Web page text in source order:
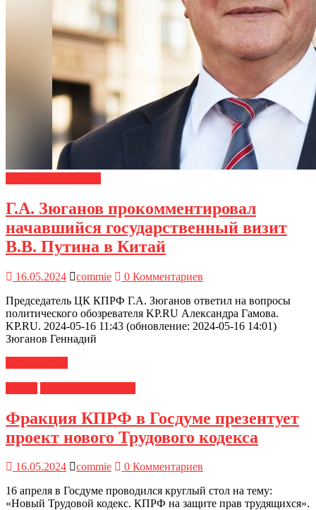
Г.А. Зюганов прокомментировал
начавшийся государственный визит
В.В. Путина в Китай
16.05.2024 commie
0 Комментариев
Председатель ЦК КПРФ Г.А. Зюганов ответил на вопросы
политического обозревателя KP.RU Александра Гамова.
KP.RU. 2024-05-16 11:43 (обновление: 2024-05-16 14:01)
Зюганов Геннадий
Фракция КПРФ в Госдуме презентует
проект нового Трудового кодекса
16.05.2024 commie
0 Комментариев
16 апреля в Госдуме проводился круглый стол на тему:
«Новый Трудовой кодекс. КПРФ на защите прав трудящихся».